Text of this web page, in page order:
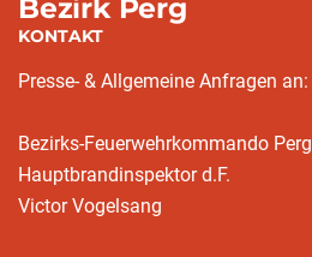
Bezirk Perg
KONTAKT
Presse- & Allgemeine Anfragen an:
Bezirks-Feuerwehrkommando Perg
Hauptbrandinspektor d.F.
Victor Vogelsang